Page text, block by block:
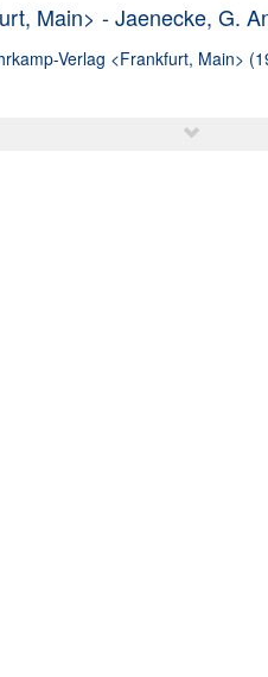
Main> - Jaenecke, G.
Verlag <Frankfurt, Main>